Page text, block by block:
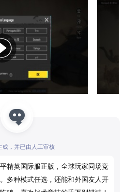
成，并已由人工审核
精英国际服正版，全球玩家同场竞
多种模式任选，还能和外国友人开